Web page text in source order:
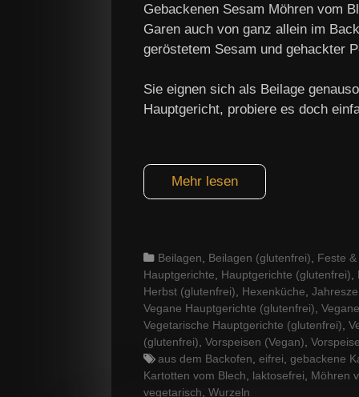
Gebackenen Sesam Möhren vom
Garen auch von ganz allein im
geröstetem Sesam und gehackter
Sie eignen sich als Beilage
Hauptgericht, probiere es doch
Mehr lesen
Categories
Beilagen Beilagen (glutenfrei) Feste
Hauptgerichte
Hauptgerichte (glutenfrei)
Herbst (glutenfrei)
Hexenküche
Vegane Hauptgerichte (glutenfrei)
Vegetarische Hauptgerichte (glutenfrei)
(glutenfrei) Vorspeisen (Vegan)
Tags
aus dem Backofen eifrei gebackene
Kartotten vom Blech
laktosefrei Möhren
vegetarisch Wurzeln